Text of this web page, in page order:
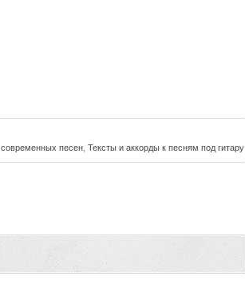
песен Тексты и аккорды к песням под гитару